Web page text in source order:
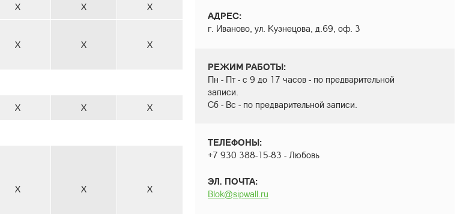
X X X
X X X
X X X
X X X
АДРЕС:
г. Иваново, ул. Кузнецова, д.69, оф. 3
РЕЖИМ РАБОТЫ:
Пн - Пт - с 9 до 17 часов - по предварительной
записи.
Сб - Вс - по предварительной записи.
ТЕЛЕФОНЫ:
+7 930 388-15-83 - Любовь
ЭЛ. ПОЧТА:
Blok@sipwall.ru